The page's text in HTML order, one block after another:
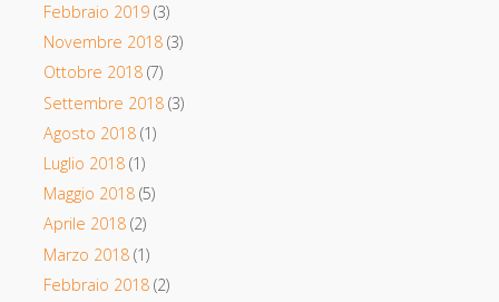
Febbraio 2019(3)
Novembre 2018(3)
Ottobre 2018(7)
Settembre 2018(3)
Agosto 2018(1)
Luglio 2018(1)
Maggio 2018(5)
Aprile 2018(2)
Marzo 2018(1)
Febbraio 2018(2)